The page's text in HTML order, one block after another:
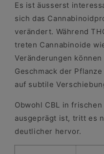
Es ist äusserst
sich das
verändert. Während
treten Cannabinoide
Veränderungen
Geschmack der
auf subtile
Obwohl CBL in
ausgeprägt ist, tritt es
deutlicher hervor.